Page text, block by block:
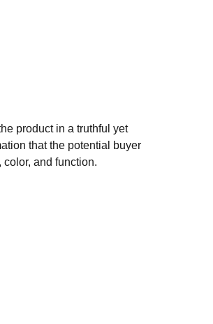
product in a truthful yet
that the potential buyer
and function.